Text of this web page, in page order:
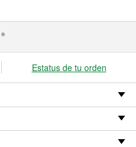
®
Estatus de tu orden